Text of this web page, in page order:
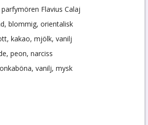
Flavius Calaj
blommig, orientalisk
kakao, mjölk, vanilj
peon, narciss
vanilj, mysk